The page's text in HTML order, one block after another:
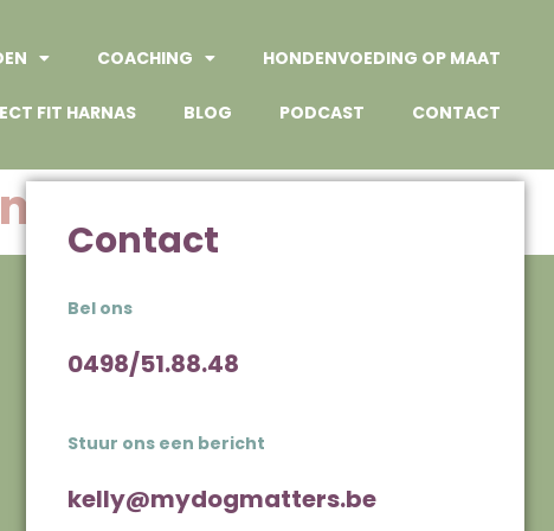
COACHING HONDENVOEDING OP MAAT
FIT HARNAS BLOG PODCAST CONTACT
Contact
Bel ons
0498/51.88.48
Stuur ons een bericht
kelly@mydogmatters.be